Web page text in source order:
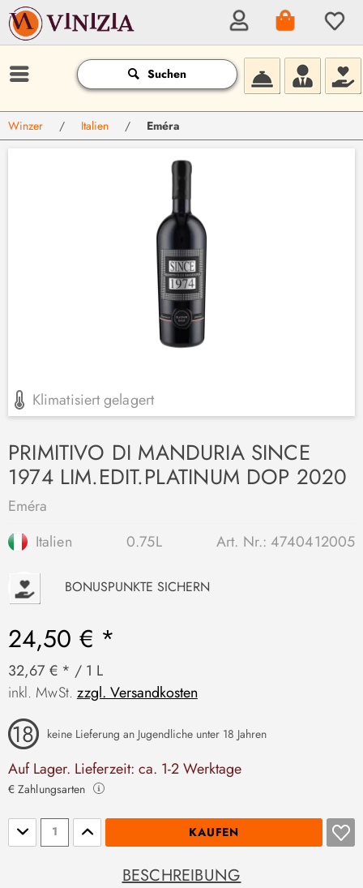
Suchen
Winzer / Italien / Eméra
Klimatisiert gelagert
PRIMITIVO DI MANDURIA SINCE
1974 LIM.EDIT.PLATINUM DOP 2020
Eméra
Italien
0.75L Art. Nr.: 4740412005
P BONUSPUNKTE SICHERN
24,50 € *
32,67 € * / 1 L
inkl. MwSt. zzgl. Versandkosten
keine Lieferung an Jugendliche unter 18 Jahren
Auf Lager. Lieferzeit: ca. 1-2 Werktage
€ Zahlungsarten
Stückzahl KAUFEN
BESCHREIBUNG